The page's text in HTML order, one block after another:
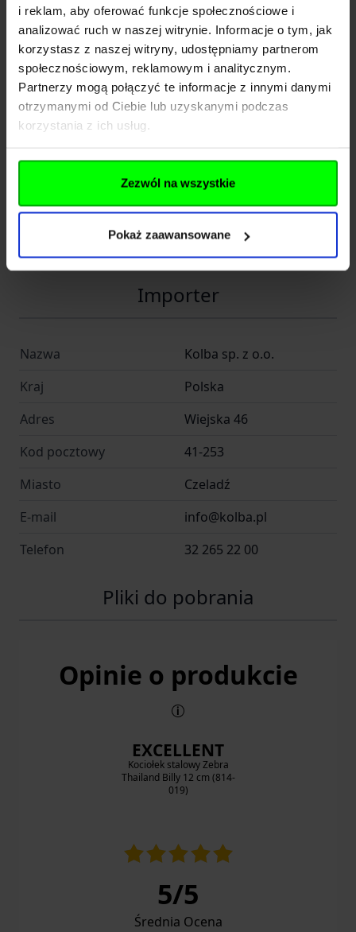
i reklam, aby oferować funkcje społecznościowe i
analizować ruch w naszej witrynie. Informacje o tym, jak
korzystasz z naszej witryny, udostępniamy partnerom
społecznościowym, reklamowym i analitycznym.
Partnerzy mogą połączyć te informacje z innymi danymi
otrzymanymi od Ciebie lub uzyskanymi podczas
korzystania z ich usług.
Zezwól na wszystkie
Pokaż zaawansowane
Producent
Nazwa
Satien Stainless Steel
Public Company Limited
324 Lat Krabang Rd.
Miasto
Lat Krabang
info@zebra-head.com
Importer
Nazwa
Kolba sp. z o.o.
Kraj
Polska
Adres
Wiejska 46
Kod pocztowy
41-253
Miasto
Czeladź
E-mail
info@kolba.pl
Telefon
32 265 22 00
Pliki do pobrania
Opinie o produkcie
EXCELLENT
Kociołek stalowy Zebra
Thailand Billy 12 cm (814-
019)
5/5
Średnia Ocena